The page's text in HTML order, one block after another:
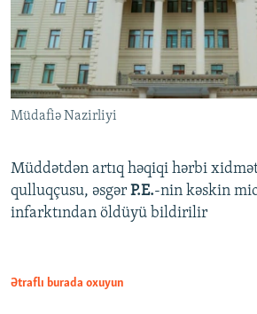
Müdafiə Nazirliyi
Müddətdən artıq həqiqi hərbi
qulluqçusu, əsgər P.E.-nin kəskin
infarktından öldüyü bildirilir
Ətraflı burada oxuyun